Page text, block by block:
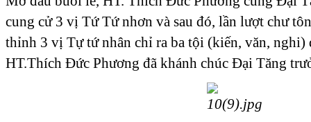
cung cử 3 vị Tứ Tứ nhơn và sau đó, lần lượt chư
thỉnh 3 vị Tự tứ nhân chỉ ra ba tội (kiến, văn, nghi)
HT.Thích Đức Phương đã khánh chúc Đại Tăng